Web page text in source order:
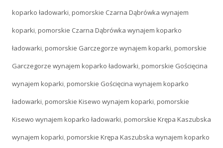
koparko ładowarki,pomorskie Czarna Dąbrówka wynajem
koparki,pomorskie Czarna Dąbrówka wynajem koparko
ładowarki,pomorskie Garczegorze wynajem koparki,pomorskie
Garczegorze wynajem koparko ładowarki,pomorskie Gościęcina
wynajem koparki,pomorskie Gościęcina wynajem koparko
ładowarki,pomorskie Kisewo wynajem koparki,pomorskie
Kisewo wynajem koparko ładowarki,pomorskie Krępa Kaszubska
wynajem koparki,pomorskie Krępa Kaszubska wynajem koparko